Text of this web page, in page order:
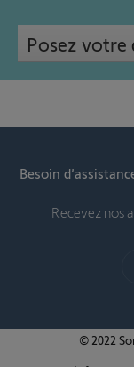
Posez votre
Besoin
Recevez nos
© 2022